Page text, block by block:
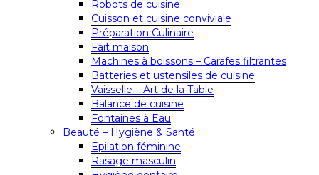
Robots de cuisine
Cuisson et cuisine conviviale
Préparation Culinaire
Fait maison
Machines à boissons – Carafes filtrantes
Batteries et ustensiles de cuisine
Vaisselle – Art de la Table
Balance de cuisine
Fontaines à Eau
Beauté – Hygiène & Santé
Epilation féminine
Rasage masculin